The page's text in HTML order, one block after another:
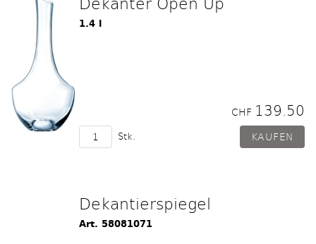
1.4 l
CHF 139.50
Stk.
Dekantierspiegel
Art. 58081071